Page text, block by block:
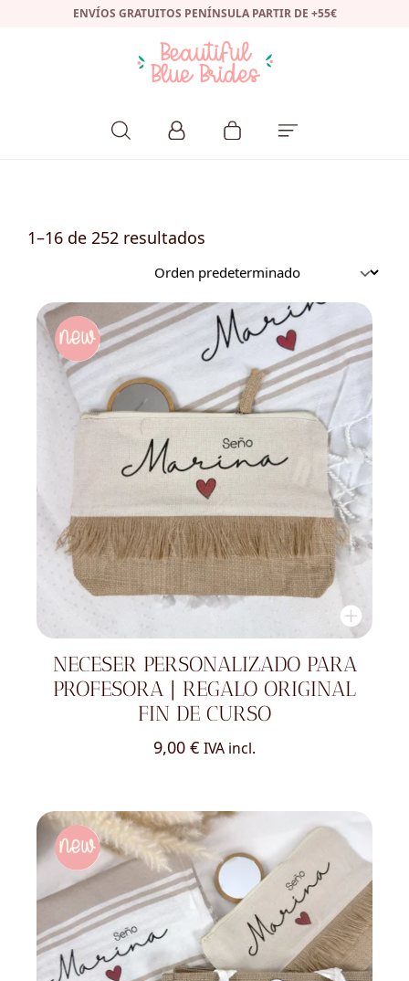
ENVÍOS GRATUITOS PENÍNSULA PARTIR DE +55€
1–16 de 252 resultados
NECESER PERSONALIZADO PARA
PROFESORA | REGALO ORIGINAL
FIN DE CURSO
9,00 € IVA incl.